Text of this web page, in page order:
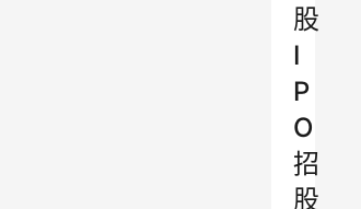
股
I
P
O
招
股